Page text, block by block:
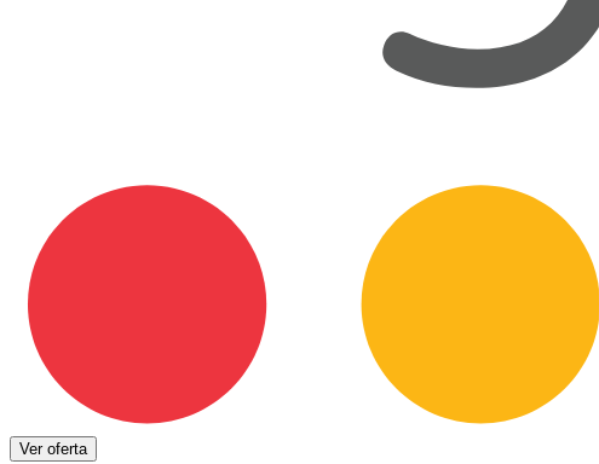
Ver oferta